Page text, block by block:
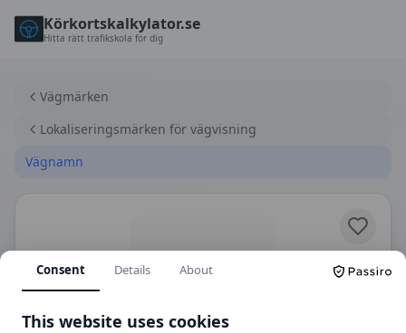
Körkortskalkylator.se
Hitta rätt trafikskola för dig
Vägmärken
Lokaliseringsmärken för vägvisning
Vägnamn
Consent Details About
This website uses cookies